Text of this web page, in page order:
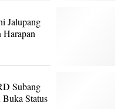
Jalupang
Harapan
Subang
Status